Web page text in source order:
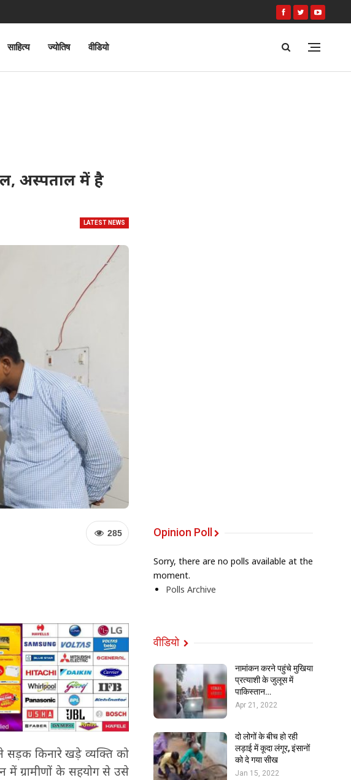
साहित्य ज्योतिष वीडियो
अस्पताल में है
LATEST NEWS
285
ने सड़क किनारे खड़े व्यक्ति को
में ग्रामीणों के सहयोग से उसे
Opinion Poll
Sorry, there are no polls available at the
moment.
Polls Archive
वीडियो
नामांकन करने पहुंचे मुखिया
प्रत्याशी के जुलूस में
पाकिस्तान…
Apr 21, 2022
दो लोगों के बीच हो रही
लड़ाई में कूदा लंगूर, इंसानों
को दे गया सीख
Jan 15, 2022